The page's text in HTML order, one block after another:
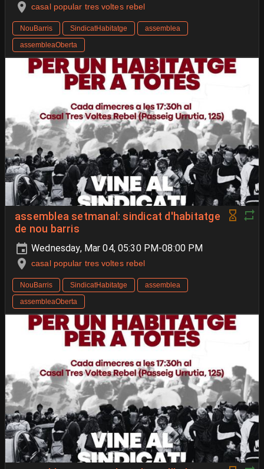
casal popular tres voltes rebel
NouBarris SindicatHabitatge
assemblea
assembleaOberta
assemblea setmanal: sindicat d'habitatge
de nou barris
Wednesday, Mar 04, 05:30 PM-08:00 PM
casal popular tres voltes rebel
NouBarris SindicatHabitatge
assemblea
assembleaOberta